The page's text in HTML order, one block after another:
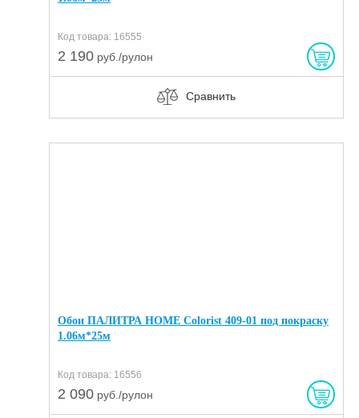
Код товара: 16555
2 190 руб./рулон
Сравнить
Обои ПАЛИТРА HOME Colorist 409-01 под покраску
1.06м*25м
Код товара: 16556
2 090 руб./рулон